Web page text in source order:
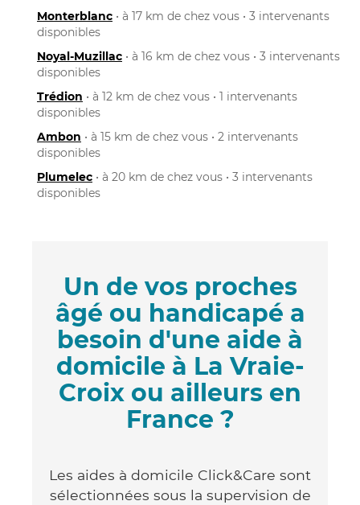
Monterblanc • à 17 km de chez vous • 3 intervenants
disponibles
Noyal-Muzillac • à 16 km de chez vous • 3 intervenants
disponibles
Trédion • à 12 km de chez vous • 1 intervenants
disponibles
Ambon • à 15 km de chez vous • 2 intervenants
disponibles
Plumelec • à 20 km de chez vous • 3 intervenants
disponibles
Un de vos proches
âgé ou handicapé a
besoin d'une aide à
domicile à La Vraie-
Croix ou ailleurs en
France ?
Les aides à domicile Click&Care sont
sélectionnées sous la supervision de